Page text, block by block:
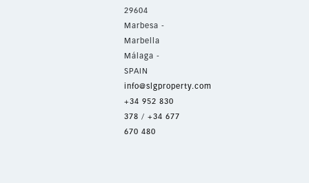
29604
Marbesa -
Marbella
Málaga -
SPAIN
info@slgproperty.com
+34 952 830
378 / +34 677
670 480